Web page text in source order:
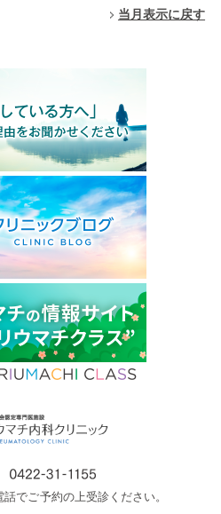
当月表示に戻す
話でご予約の上受診ください。